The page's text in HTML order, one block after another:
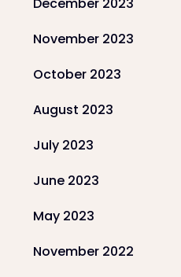
November 2023
October 2023
August 2023
July 2023
June 2023
May 2023
November 2022